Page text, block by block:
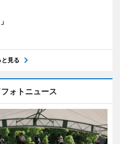
と見る
ォトニュース